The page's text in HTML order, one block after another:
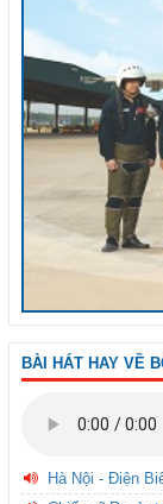
BÀI HÁT HAY VỀ
Hà Nội - Điện